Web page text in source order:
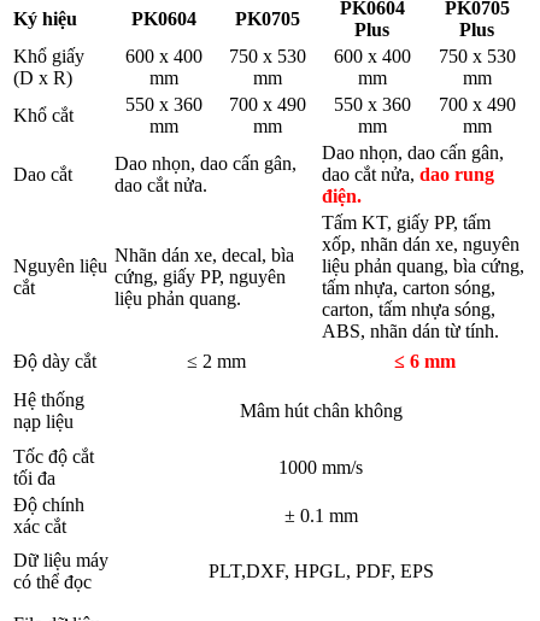
Ký hiệu PK0604 PK0705
PK0604
Plus
PK0705
Plus
Khổ giấy
(D x R)
600 x 400
mm
750 x 530
mm
600 x 400
mm
750 x 530
mm
Khổ cắt
550 x 360
mm
700 x 490
mm
550 x 360
mm
700 x 490
mm
Dao cắt
Dao nhọn, dao cấn gân,
dao cắt nửa.
Dao nhọn, dao cấn gân,
dao cắt nửa, dao rung
điện.
Nguyên liệu
cắt
Nhãn dán xe, decal, bìa
cứng, giấy PP, nguyên
liệu phản quang.
Tấm KT, giấy PP, tấm
xốp, nhãn dán xe, nguyên
liệu phản quang, bìa cứng,
tấm nhựa, carton sóng,
carton, tấm nhựa sóng,
ABS, nhãn dán từ tính.
Độ dày cắt
≤ 2 mm
≤ 6 mm
Hệ thống
nạp liệu
Mâm hút chân không
Tốc độ cắt
tối đa
1000 mm/s
Độ chính
xác cắt
± 0.1 mm
Dữ liệu máy
có thể đọc
PLT,DXF, HPGL, PDF, EPS